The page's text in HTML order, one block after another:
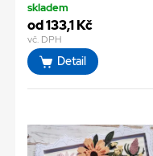
skladem
od 133,1 Kč
vč. DPH
Detail